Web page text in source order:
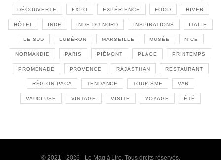
DÉCOUVERTE EXPO EXPÉRIENCE FOOD HIVER
HÔTEL INDE INDE DU NORD INSPIRATIONS ITALIE
LE SUD LUBÉRON MARSEILLE MUSÉE NICE
NORMANDIE PARIS PIÉMONT PLAGE PRINTEMPS
PROMENADE PROVENCE RAJASTHAN RESTAURANT
RÉGION PACA TENDANCE TOURISME VAR
VAUCLUSE VINTAGE VISITE VOYAGE ÉTÉ
© 2021 - 2026 - Le Mag à Lire. Tous droits réservés.